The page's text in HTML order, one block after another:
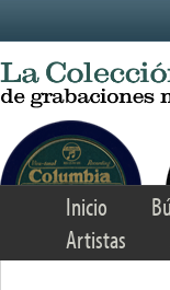
Inicio
Artistas